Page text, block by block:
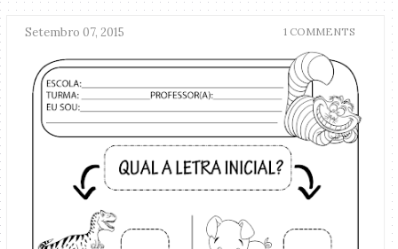
Setembro 07, 2015 1 COMMENTS